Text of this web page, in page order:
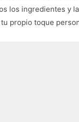
los ingredientes y
propio toque